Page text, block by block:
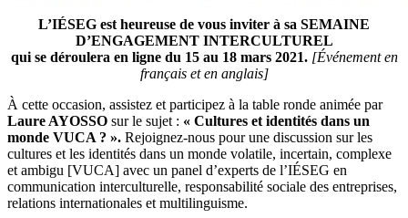
L’IÉSEG est heureuse de vous inviter à sa SEMAINE
D’ENGAGEMENT INTERCULTUREL
qui se déroulera en ligne du 15 au 18 mars 2021. [Événement en
français et en anglais]
À cette occasion, assistez et participez à la table ronde animée par
Laure AYOSSO sur le sujet : « Cultures et identités dans un
monde VUCA ? ». Rejoignez-nous pour une discussion sur les
cultures et les identités dans un monde volatile, incertain, complexe
et ambigu [VUCA] avec un panel d’experts de l’IÉSEG en
communication interculturelle, responsabilité sociale des entreprises,
relations internationales et multilinguisme.